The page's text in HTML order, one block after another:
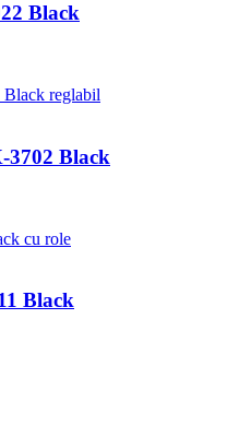
Black
3702 Black
Black